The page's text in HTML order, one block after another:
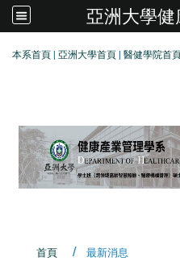
亞洲大學
本系首頁 亞洲大學首頁 醫健學院首
首頁 最新消息